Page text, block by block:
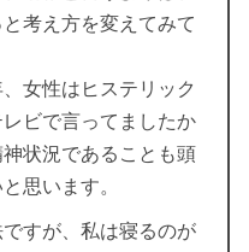
考え方を変えてみて
女性はヒステリック
ビで言ってましたか
状況であることも頭
思います。
すが、私は寝るのが